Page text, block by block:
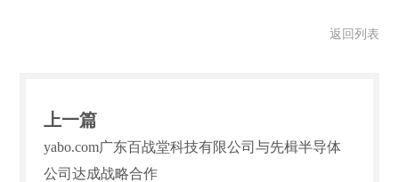
返回列表
上一篇
yabo.com广东百战堂科技有限公司与先楫半导体
公司达成战略合作